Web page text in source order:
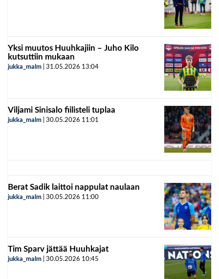
Yksi muutos Huuhkajiin – Juho Kilo
kutsuttiin mukaan
jukka_malm 31.05.2026 13:04
Viljami Sinisalo fiilisteli tuplaa
jukka_malm 30.05.2026 11:01
Berat Sadik laittoi nappulat naulaan
jukka_malm 30.05.2026 11:00
Tim Sparv jättää Huuhkajat
jukka_malm 30.05.2026 10:45